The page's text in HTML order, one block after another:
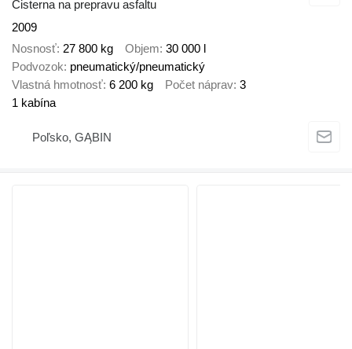
Cisterna na prepravu asfaltu
2009
Nosnosť 27 800 kg Objem 30 000 l
Podvozok pneumatický/pneumatický
Vlastná hmotnosť 6 200 kg Počet náprav 3
1 kabína
Poľsko, GĄBIN